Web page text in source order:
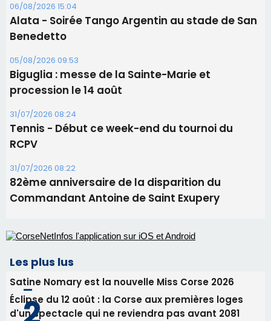
06/08/2026 15:04
Alata - Soirée Tango Argentin au stade de San
Benedetto
05/08/2026 09:53
Biguglia : messe de la Sainte-Marie et
procession le 14 août
31/07/2026 08:24
Tennis - Début ce week-end du tournoi du
RCPV
31/07/2026 08:22
82ème anniversaire de la disparition du
Commandant Antoine de Saint Exupery
Les plus lus
Satine Nomary est la nouvelle Miss Corse 2026
Éclipse du 12 août : la Corse aux premières loges
d'un spectacle qui ne reviendra pas avant 2081